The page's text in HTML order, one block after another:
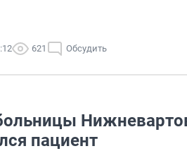
621 Обсудить
пациент